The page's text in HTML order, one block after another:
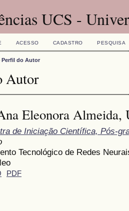
UCS -
ACESSO CADASTRO PESQUISA
Perfil do Autor
Autor
Eleonora Almeida,
de Iniciação Científica, Pós-
Tecnológico de Redes
PDF